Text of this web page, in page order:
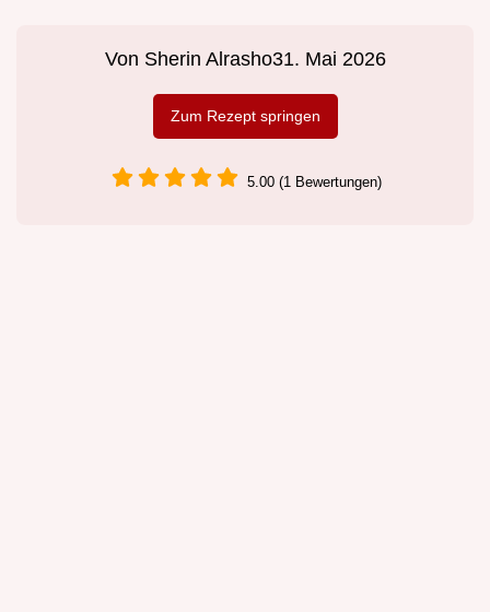
Von Sherin Alrasho31. Mai 2026
Zum Rezept springen
5.00 (1 Bewertungen)